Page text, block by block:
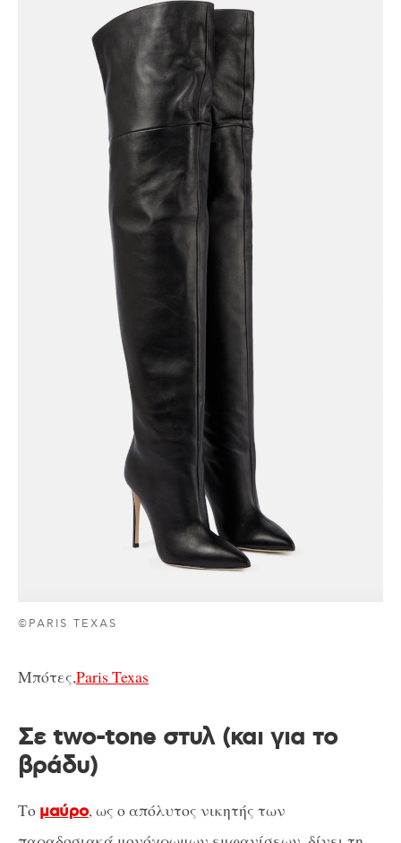
©PARIS TEXAS
Μπότες,Paris Texas
Σε two-tone στυλ (και για το
βράδυ)
Το μαύρο, ως ο απόλυτος νικητής των